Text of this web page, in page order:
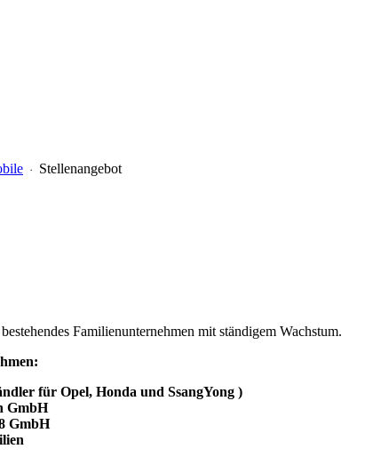
˙ Stellenangebot
Familienunternehmen mit ständigem Wachstum.
für Opel, Honda und SsangYong )
GmbH
GmbH